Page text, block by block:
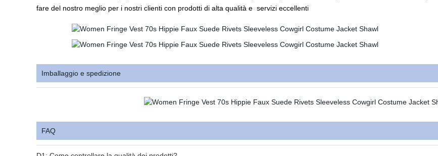
fare del nostro meglio per i nostri clienti con prodotti di alta qualità e servizi eccellenti
Imballaggio e spedizione
FAQ